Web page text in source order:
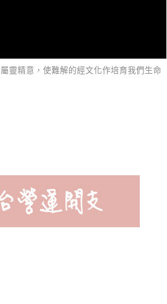
靈精意，使難解的經文化作培育我們生命